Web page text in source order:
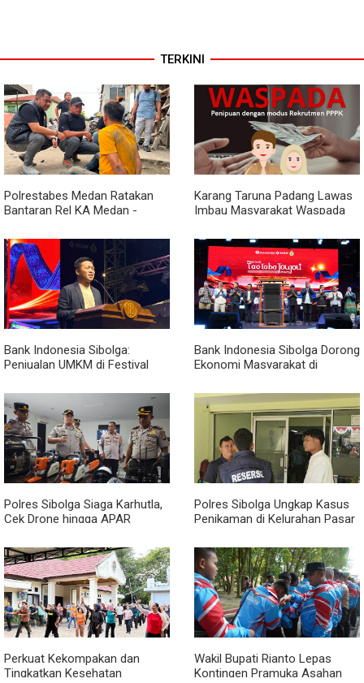
TERKINI
Polrestabes Medan Ratakan
Bantaran Rel KA Medan -
Narkoba, Sita 3 Kg Ganja dan
Sejumlah Paket Sabu
Karang Taruna Padang Lawas
Imbau Masyarakat Waspada
Bank Indonesia Sibolga:
Penjualan UMKM di Festival
Bank Indonesia Sibolga Dorong
Ekonomi Masyarakat di
2026
Polres Sibolga Siaga Karhutla,
Cek Drone hingga APAR
Polres Sibolga Ungkap Kasus
Penikaman di Kelurahan Pasar
Perkuat Kekompakan dan
Tingkatkan Kesehatan
Wakil Bupati Rianto Lepas
Kontingen Pramuka Asahan